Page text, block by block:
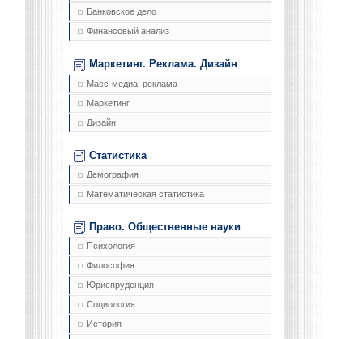
Банковское дело
Финансовый анализ
Маркетинг. Реклама. Дизайн
Масс-медиа, реклама
Маркетинг
Дизайн
Статистика
Демография
Математическая статистика
Право. Общественные науки
Психология
Философия
Юриспруденция
Социология
История